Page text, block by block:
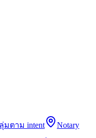
มตาม intent
Notary